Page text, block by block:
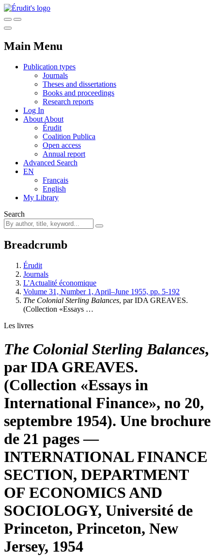
Main Menu
Publication types
Journals
Theses and dissertations
Books and proceedings
Research reports
Log In
About About
Érudit
Coalition Publica
Open access
Annual report
Advanced Search
EN
Français
English
My Library
Search
Breadcrumb
Érudit
Journals
L'Actualité économique
Volume 31, Number 1, April–June 1955, pp. 5-192
The Colonial Sterling Balances, par IDA GREAVES.
(Collection «Essays …
Les livres
The Colonial Sterling Balances,
par IDA GREAVES.
(Collection «Essays in
International Finance», no 20,
septembre 1954). Une brochure
de 21 pages —
INTERNATIONAL FINANCE
SECTION, DEPARTMENT
OF ECONOMICS AND
SOCIOLOGY, Université de
Princeton, Princeton, New
Jersey, 1954